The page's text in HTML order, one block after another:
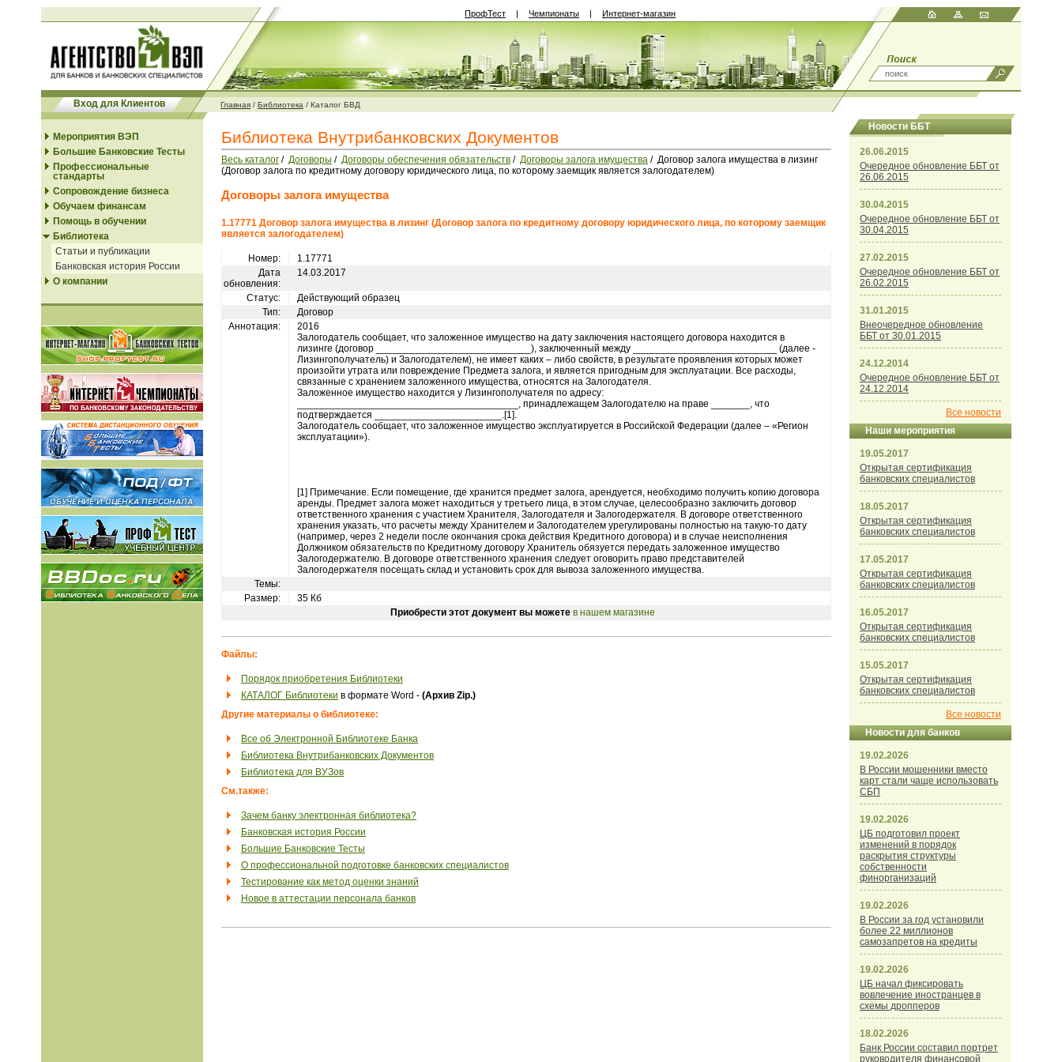
ПрофТест | Чемпионаты | Интернет-магазин
Вход для Клиентов Главная / Библиотека / Каталог БВД
Мероприятия ВЭП
Большие Банковские Тесты
Профессиональные
стандарты
Сопровождение бизнеса
Обучаем финансам
Помощь в обучении
Библиотека
Статьи и публикации
Банковская история России
О компании
Библиотека Внутрибанковских Документов
Весь каталог / Договоры / Договоры обеспечения обязательств / Договоры залога имущества / Договор залога имущества в лизинг
(Договор залога по кредитному договору юридического лица, по которому заемщик является залогодателем)
Договоры залога имущества
1.17771 Договор залога имущества в лизинг (Договор залога по кредитному договору юридического лица, по которому заемщик
является залогодателем)
Номер:
1.17771
Дата
обновления:
14.03.2017
Статус:
Действующий образец
Тип:
Договор
Аннотация:
2016
Залогодатель сообщает, что заложенное имущество на дату заключения настоящего договора находится в
лизинге (договор ____________________________), заключенный между __________________________ (далее -
Лизингополучатель) и Залогодателем), не имеет каких – либо свойств, в результате проявления которых может
произойти утрата или повреждение Предмета залога, и является пригодным для эксплуатации. Все расходы,
связанные с хранением заложенного имущества, относятся на Залогодателя.
Заложенное имущество находится у Лизингополучателя по адресу:
________________________________________, принадлежащем Залогодателю на праве _______, что
подтверждается _______________________.[1].
Залогодатель сообщает, что заложенное имущество эксплуатируется в Российской Федерации (далее – «Регион
эксплуатации»).
[1] Примечание. Если помещение, где хранится предмет залога, арендуется, необходимо получить копию договора
аренды. Предмет залога может находиться у третьего лица, в этом случае, целесообразно заключить договор
ответственного хранения с участием Хранителя, Залогодателя и Залогодержателя. В договоре ответственного
хранения указать, что расчеты между Хранителем и Залогодателем урегулированы полностью на такую-то дату
(например, через 2 недели после окончания срока действия Кредитного договора) и в случае неисполнения
Должником обязательств по Кредитному договору Хранитель обязуется передать заложенное имущество
Залогодержателю. В договоре ответственного хранения следует оговорить право представителей
Залогодержателя посещать склад и установить срок для вывоза заложенного имущества.
Темы:
Размер:
35 Кб
Приобрести этот документ вы можете в нашем магазине
Файлы:
Порядок приобретения Библиотеки
КАТАЛОГ Библиотеки в формате Word - (Архив Zip.)
Другие материалы о библиотеке:
Все об Электронной Библиотеке Банка
Библиотека Внутрибанковских Документов
Библиотека для ВУЗов
См.также:
Зачем банку электронная библиотека?
Банковская история России
Большие Банковские Тесты
О профессиональной подготовке банковских специалистов
Тестирование как метод оценки знаний
Новое в аттестации персонала банков
Новости ББТ
26.06.2015
Очередное обновление ББТ от
26.06.2015
30.04.2015
Очередное обновление ББТ от
30.04.2015
27.02.2015
Очередное обновление ББТ от
26.02.2015
31.01.2015
Внеочередное обновление
ББТ от 30.01.2015
24.12.2014
Очередное обновление ББТ от
24.12.2014
Все новости
Наши мероприятия
19.05.2017
Открытая сертификация
банковских специалистов
18.05.2017
Открытая сертификация
банковских специалистов
17.05.2017
Открытая сертификация
банковских специалистов
16.05.2017
Открытая сертификация
банковских специалистов
15.05.2017
Открытая сертификация
банковских специалистов
Все новости
Новости для банков
19.02.2026
В России мошенники вместо
карт стали чаще использовать
СБП
19.02.2026
ЦБ подготовил проект
изменений в порядок
раскрытия структуры
собственности
финорганизаций
19.02.2026
В России за год установили
более 22 миллионов
самозапретов на кредиты
19.02.2026
ЦБ начал фиксировать
вовлечение иностранцев в
схемы дропперов
18.02.2026
Банк России составил портрет
руководителя финансовой